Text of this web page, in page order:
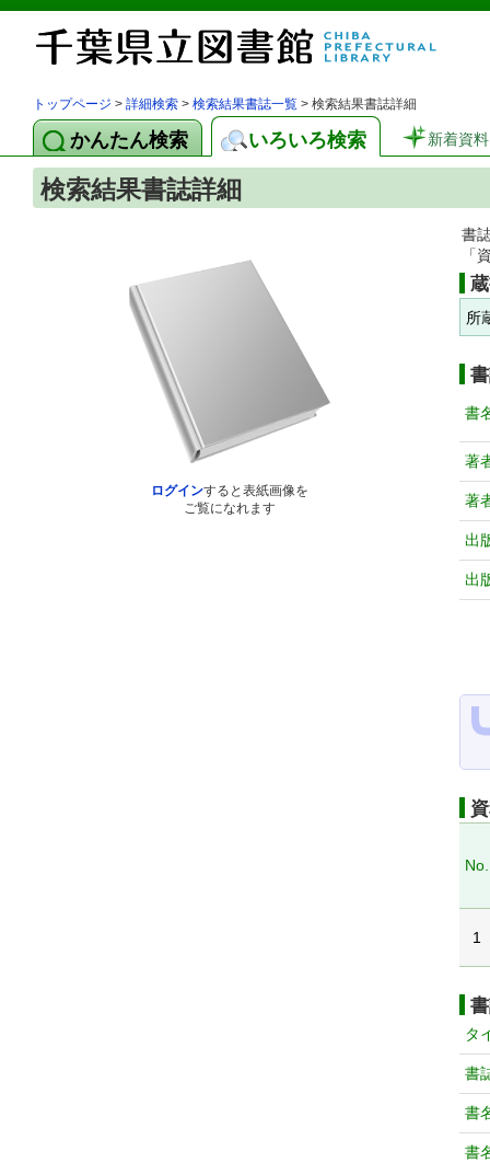
トップページ > 詳細検索 > 検索結果書誌一覧 > 検索結果書誌詳細
かんたん検索 いろいろ検索 新着資料
検索結果書誌詳細
ログインすると表紙画像を
ご覧になれます
書
「
所
書
著
著
出
出
No.
1
タ
書
書
書